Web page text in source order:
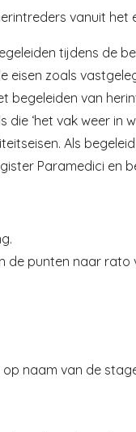
vanuit
tijdens de
zoals
begeleiden van
‘het vak weer in
Als
Paramedici en
de punten naar rato
naam van de